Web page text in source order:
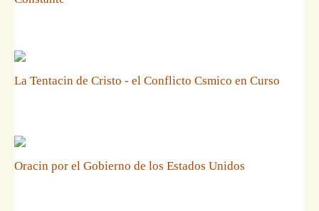
La Tentacin de Cristo - el Conflicto Csmico en Curso
Oracin por el Gobierno de los Estados Unidos